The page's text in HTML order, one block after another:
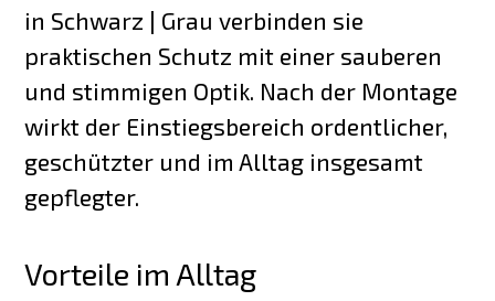
in Schwarz | Grau verbinden sie
praktischen Schutz mit einer sauberen
und stimmigen Optik. Nach der Montage
wirkt der Einstiegsbereich ordentlicher,
geschützter und im Alltag insgesamt
gepflegter.
Vorteile im Alltag